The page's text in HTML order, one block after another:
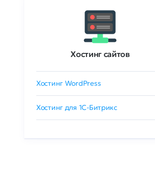
Хостинг сайтов
Хостинг WordPress
Хостинг для 1C-Битрикс